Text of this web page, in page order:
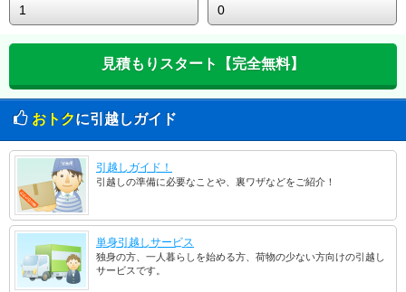
おトクに引越しガイド
引越しガイド！
引越しの準備に必要なことや、裏ワザなどをご紹介！
単身引越しサービス
独身の方、一人暮らしを始める方、荷物の少ない方向けの引越し
サービスです。